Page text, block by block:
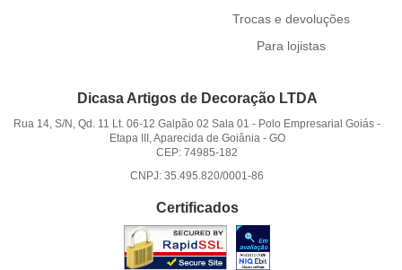
Trocas e devoluções
Para lojistas
Dicasa Artigos de Decoração LTDA
Rua 14, S/N, Qd. 11 Lt. 06-12 Galpão 02 Sala 01 - Polo Empresarial Goiás -
Etapa III, Aparecida de Goiânia- GO
CEP: 74985-182
CNPJ: 35.495.820/0001-86
Certificados